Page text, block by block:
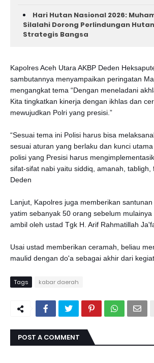
Hari Hutan Nasional 2026:
Silalahi Dorong Perlindungan
Strategis Bangsa
Kapolres Aceh Utara AKBP Deden
sambutannya menyampaikan peringatan
mengangkat tema “Dengan meneladani
Kita tingkatkan kinerja dengan ikhlas dan
mewujudkan Polri yang presisi.”
“Sesuai tema ini Polisi harus bisa
sesuai aturan yang berlaku dan kunci
polisi yang Presisi harus
sifat-sifat nabi yaitu siddiq, amanah, tabligh,
Deden
Lanjut, Kapolres juga memberikan
yatim sebanyak 50 orang sebelum
ambil oleh ustad Tgk H. Arif Rahmatillah
Usai ustad memberikan ceramah, beliau
maulid dengan do'a sebagai akhir dari
Tags kabar daerah
POST A COMMENT